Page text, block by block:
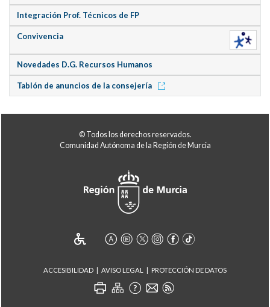
Integración Prof. Técnicos de FP
Convivencia
Novedades D.G. Recursos Humanos
Tablón de anuncios de la consejería
© Todos los derechos reservados.
Comunidad Autónoma de la Región de Murcia
ACCESIBILIDAD AVISO LEGAL PROTECCIÓN DE DATOS